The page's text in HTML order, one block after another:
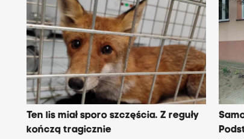
Ten lis miał sporo szczęścia. Z reguły
kończą tragicznie